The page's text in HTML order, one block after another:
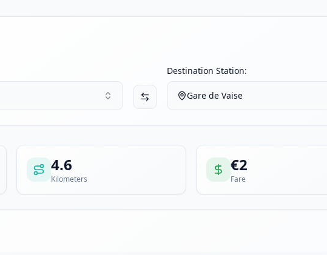
Destination Station:
Gare de Vaise
4.6
Kilometers
€2
Fare